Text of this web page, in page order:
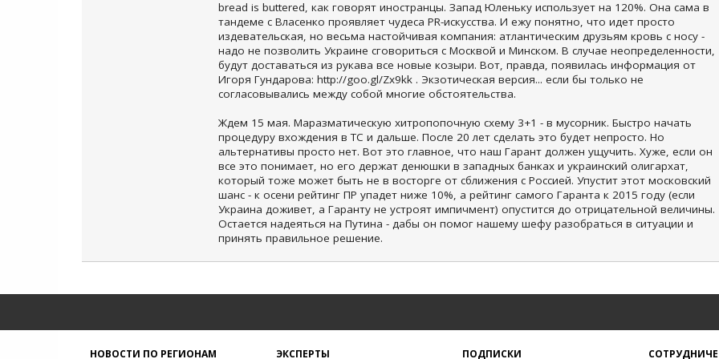
bread is buttered, как говорят иностранцы. Запад Юленьку использует на 120%. Она сама в
тандеме с Власенко проявляет чудеса PR-искусства. И ежу понятно, что идет просто
издевательская, но весьма настойчивая компания: атлантическим друзьям кровь с носу -
надо не позволить Украине сговориться с Москвой и Минском. В случае неопределенности,
будут доставаться из рукава все новые козыри. Вот, правда, появилась информация от
Игоря Гундарова: http://goo.gl/Zx9kk . Экзотическая версия... если бы только не
согласовывались между собой многие обстоятельства.
Ждем 15 мая. Маразматическую хитропопочную схему 3+1 - в мусорник. Быстро начать
процедуру вхождения в ТС и дальше. После 20 лет сделать это будет непросто. Но
альтернативы просто нет. Вот это главное, что наш Гарант должен ущучить. Хуже, если он
все это понимает, но его держат денюшки в западных банках и украинский олигархат,
который тоже может быть не в восторге от сближения с Россией. Упустит этот московский
шанс - к осени рейтинг ПР упадет ниже 10%, а рейтинг самого Гаранта к 2015 году (если
Украина доживет, а Гаранту не устроят импичмент) опустится до отрицательной величины.
Остается надеяться на Путина - дабы он помог нашему шефу разобраться в ситуации и
принять правильное решение.
НОВОСТИ ПО РЕГИОНАМ ЭКСПЕРТЫ ПОДПИСКИ